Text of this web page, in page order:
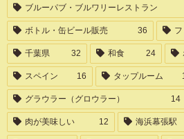
ブルーパブ・ブルワリーレストラン
ボトル・缶ビール販売 36
千葉県 32 和食 24
スペイン 16 タップルーム
グラウラー（グロウラー） 14
肉が美味しい 12 海浜幕張駅